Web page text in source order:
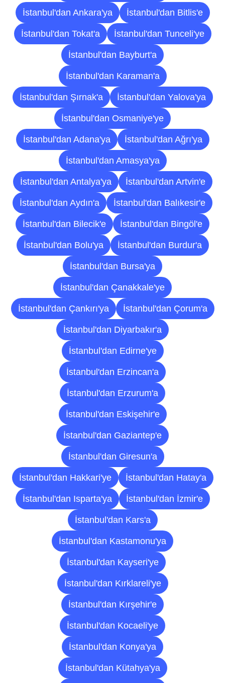
İstanbul'dan Ankara'ya İstanbul'dan Bitlis'e
İstanbul'dan Tokat'a İstanbul'dan Tunceli'ye
İstanbul'dan Bayburt'a
İstanbul'dan Karaman'a
İstanbul'dan Şırnak'a İstanbul'dan Yalova'ya
İstanbul'dan Osmaniye'ye
İstanbul'dan Adana'ya İstanbul'dan Ağrı'ya
İstanbul'dan Amasya'ya
İstanbul'dan Antalya'ya İstanbul'dan Artvin'e
İstanbul'dan Aydın'a İstanbul'dan Balıkesir'e
İstanbul'dan Bilecik'e İstanbul'dan Bingöl'e
İstanbul'dan Bolu'ya İstanbul'dan Burdur'a
İstanbul'dan Bursa'ya
İstanbul'dan Çanakkale'ye
İstanbul'dan Çankırı'ya İstanbul'dan Çorum'a
İstanbul'dan Diyarbakır'a
İstanbul'dan Edirne'ye
İstanbul'dan Erzincan'a
İstanbul'dan Erzurum'a
İstanbul'dan Eskişehir'e
İstanbul'dan Gaziantep'e
İstanbul'dan Giresun'a
İstanbul'dan Hakkari'ye İstanbul'dan Hatay'a
İstanbul'dan Isparta'ya İstanbul'dan İzmir'e
İstanbul'dan Kars'a
İstanbul'dan Kastamonu'ya
İstanbul'dan Kayseri'ye
İstanbul'dan Kırklareli'ye
İstanbul'dan Kırşehir'e
İstanbul'dan Kocaeli'ye
İstanbul'dan Konya'ya
İstanbul'dan Kütahya'ya